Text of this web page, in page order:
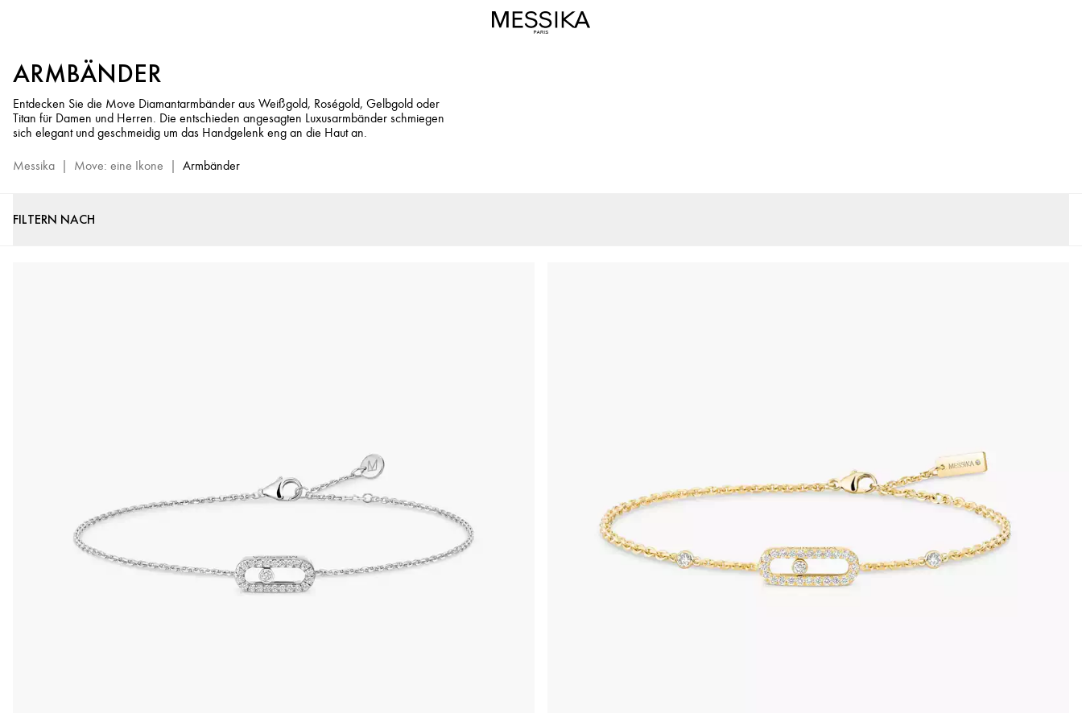
Herren
Move
Schmuckkollektion
ARMBÄNDER
Entdecken Sie die Move Diamantarmbänder aus Weißgold, Roségold, Gelbgold oder
Titan für Damen und Herren. Die entschieden angesagten Luxusarmbänder schmiegen
sich elegant und geschmeidig um das Handgelenk eng an die Haut an.
Messika | Move: eine Ikone | Armbänder
FILTERN NACH